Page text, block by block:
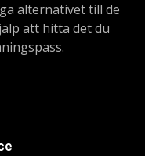
alternativet till de
att hitta det du